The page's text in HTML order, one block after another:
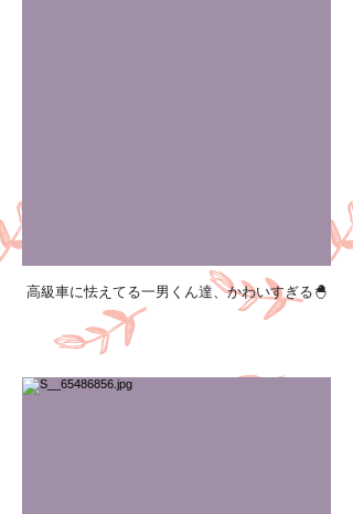
高級車に怯えてる一男くん達、かわいすぎる🐣